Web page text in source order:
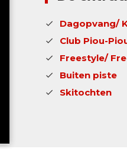
Dagopvang/
Club Piou-
Freestyle/
Buiten piste
Skitochten